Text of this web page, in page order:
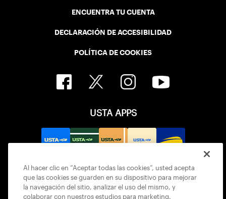
ENCUENTRA TU CUENTA
DECLARACIÓN DE ACCESIBILIDAD
POLÍTICA DE COOKIES
USTA APPS
Al hacer clic en “Aceptar todas las cookies”, usted acepta
que las cookies se guarden en su dispositivo para mejorar
la navegación del sitio, analizar el uso del mismo, y
colaborar con nuestros estudios para marketing.